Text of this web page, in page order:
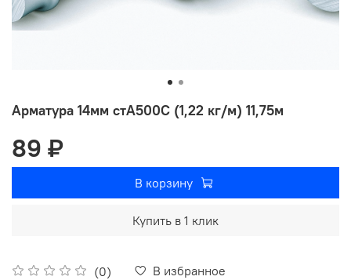
Арматура 14мм стА500С (1,22 кг/м) 11,75м
(0) В избранное
89 ₽
В корзину
Купить в 1 клик